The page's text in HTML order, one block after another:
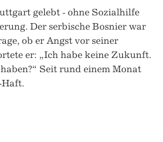
gelebt ‑ ohne Sozialhilfe
Der serbische Bosnier war
ob er Angst vor seiner
er: „Ich habe keine Zukunft.
Seit rund einem Monat